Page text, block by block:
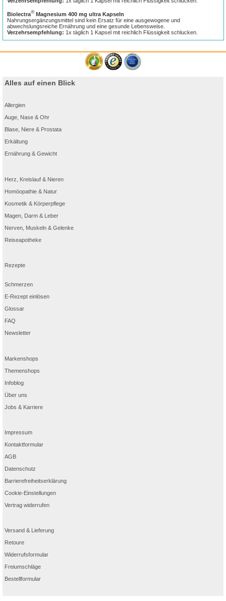
Biolectra®Magnesium 400 mg ultra Kapseln
Nahrungsergänzungsmittel sind kein Ersatz für eine ausgewogene und
abwechslungsreiche Ernährung und eine gesunde Lebensweise.
Verzehrsempfehlung: 1x täglich 1 Kapsel mit reichlich Flüssigkeit schlucken.
Alles auf einen Blick
Allergien
Auge, Nase & Ohr
Blase, Niere & Prostata
Erkältung
Ernährung & Gewicht
Herz, Kreislauf & Nieren
Homöopathie & Natur
Kosmetik & Körperpflege
Magen, Darm & Leber
Nerven, Muskeln & Gelenke
Reiseapotheke
Rezepte
Schmerzen
E-Rezept einlösen
Glossar
FAQ
Newsletter
Markenshops
Themenshops
Infoblog
Über uns
Jobs & Karriere
Impressum
Kontaktformular
AGB
Datenschutz
Barrierefreiheitserklärung
Cookie-Einstellungen
Vertrag widerrufen
Versand & Lieferung
Retoure
Widerrufsformular
Freiumschläge
Bestellformular